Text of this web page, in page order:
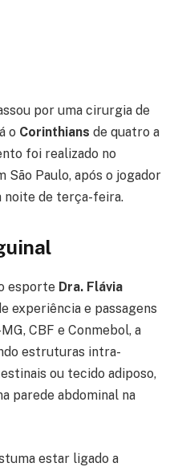
por uma cirurgia de
o Corinthians de quatro a
foi realizado no
São Paulo, após o jogador
noite de terça-feira.
esporte Dra. Flávia
experiência e passagens
CBF e Conmebol, a
estruturas intra-
ou tecido adiposo,
parede abdominal na
estar ligado a